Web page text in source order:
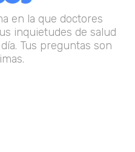
en la que doctores
inquietudes de salud
Tus preguntas son